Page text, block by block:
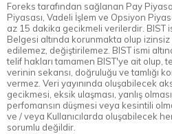
Foreks tarafından sağlanan Pay
Piyasası, Vadeli İşlem ve Opsiyon
az 15 dakika gecikmeli verilerdir. BIST
Belgesi altında korunmakta olup izinsiz
edilemez, değiştirilemez. BIST ismi
telif hakları tamamen BIST'ye ait olup,
verinin sekansı, doğruluğu ve tamlığı
vermez. Veri yayınında oluşabilecek
gecikmesi, eksik ulaşması, yanlış
perfomansın düşmesi veya kesintili
ve / veya Kullanıcılarda oluşabilecek
sorumlu değildir.